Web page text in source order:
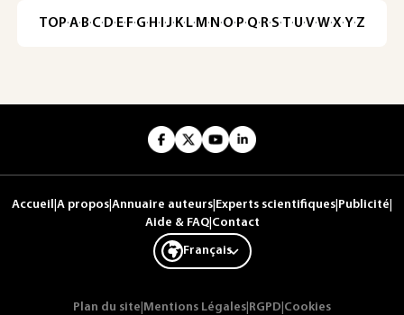
TOP·A·B·C· D· E· F·G· H · ·J· K· L· M · N ·O· P·Q· R·S·T·U·V·W·X·Y·Z
Accueil A propos Annuaire auteurs Experts scientifiques Publicité
Aide & FAQ| Contact
Français
Plan du site Mentions Légales RGPD Cookies